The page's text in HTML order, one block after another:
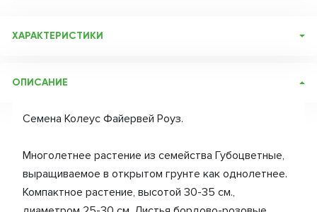
ХАРАКТЕРИСТИКИ
Бренд товара:
ОПИСАНИЕ
Семена Колеус Файервей Роуз.
Многолетнее растение из семейства Губоцветные,
выращиваемое в открытом грунте как однолетнее.
Компактное растение, высотой 30-35 см.,